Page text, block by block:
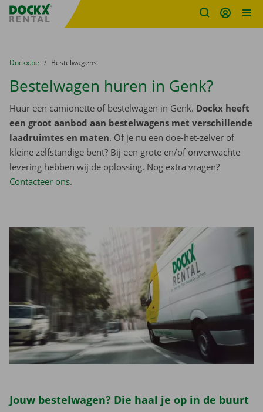
Fratello DEMO
U bevindt zich hier:
van
Dockx.be naar
Bestelwagens
Bestelwagen huren in Genk?
Huur een camionette of bestelwagen in Genk. Dockx heeft
een groot aanbod aan bestelwagens met verschillende
laadruimtes en maten. Of je nu een doe-het-zelver of
kleine zelfstandige bent? Bij een grote en/of onverwachte
levering hebben wij de oplossing. Nog extra vragen?
Contacteer ons.
Jouw bestelwagen? Die haal je op in de buurt